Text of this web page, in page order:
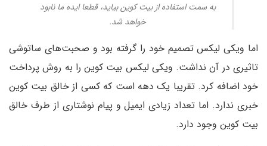
به سمت استفاده از بیت کوین بیاید، قطعا ایده ما نابود
خواهد شد.
اما ویکی لیکس تصمیم خود را گرفته بود و صحبت‌های ساتوشی
تاثیری در آن نداشت. ویکی لیکس بیت کوین را به روش پرداخت
خود اضافه کرد. تقریبا یک دهه است که کسی از خالق بیت کوین
خبری ندارد. اما تعداد زیادی ایمیل و پیام نوشتاری از طرف خالق
بیت کوین وجود دارد.